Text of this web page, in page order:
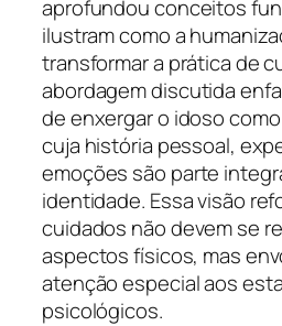
aprofundou conceitos
ilustram como a
transformar a prática de
abordagem discutida
de enxergar o idoso
cuja história pessoal,
emoções são parte
identidade. Essa visão
cuidados não devem se
aspectos físicos, mas
atenção especial aos
psicológicos.